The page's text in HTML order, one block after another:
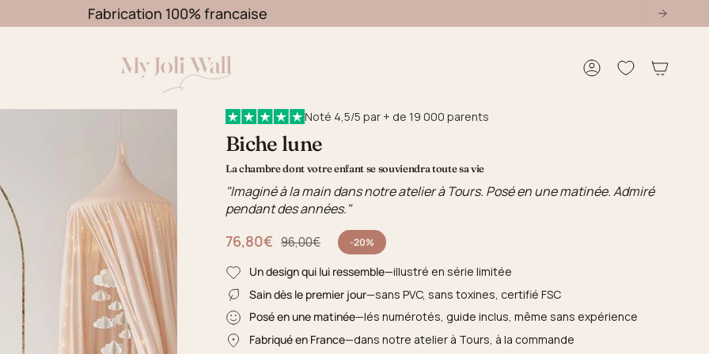
Fabrication 100% francaise
Compte
Noté 4,5/5 par + de 19 000 parents
Biche lune
La chambre dont votre enfant se souviendra toute sa vie
"Imaginé à la main dans notre atelier à Tours. Posé en une matinée. Admiré
pendant des années."
76,80€
Prix régulier96,00€ -20%
Un design qui lui ressemble—illustré en série limitée
Sain dès le premier jour—sans PVC, sans toxines, certifié FSC
Posé en une matinée—lés numérotés, guide inclus, même sans expérience
Fabriqué en France—dans notre atelier à Tours, à la commande